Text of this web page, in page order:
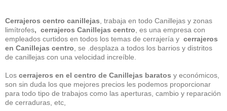
Cerrajeros centro canillejas , trabaja en todo Canillejas y zonas
limítrofes, cerrajeros Canillejas centro , es una empresa con
empleados curtidos en todos los temas de cerrajería y cerrajeros
en Canillejas centro , se .desplaza a todos los barrios y distritos
de canillejas con una velocidad increíble.
Los cerrajeros en el centro de Canillejas baratos y económicos,
son sin duda los que mejores precios les podemos proporcionar
para todo tipo de trabajos como las aperturas, cambio y reparación
de cerraduras, etc,